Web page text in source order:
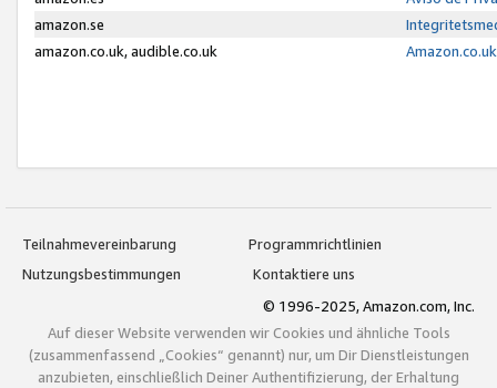
amazon.se
amazon.co.uk, audible.co.uk
Teilnahmevereinbarung
Programmrichtlinien
Nutzungsbestimmungen
Kontaktiere uns
© 1996-2025, Amazon.com, Inc.
Auf dieser Website verwenden wir Cookies und ähnliche Tools
(zusammenfassend „Cookies“ genannt) nur, um Dir Dienstleistungen
anzubieten, einschließlich Deiner Authentifizierung, der Erhaltung